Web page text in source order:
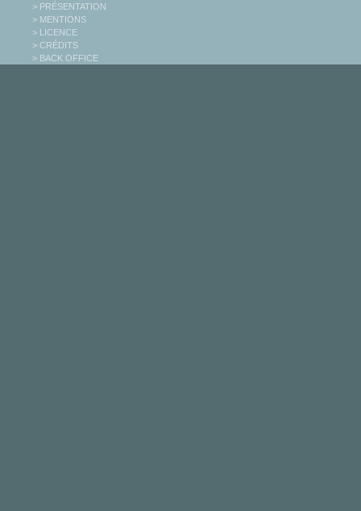
> PRÉSENTATION
> MENTIONS
> LICENCE
> CRÉDITS
> BACK OFFICE